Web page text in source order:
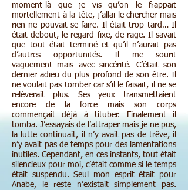
moment-là que je vis qu’on le frappait
mortellement à la tête, j’allai le chercher mais
rien ne pouvait se faire. Il était trop tard… Il
était debout, le regard fixe, de rage. Il savait
que tout était terminé et qu’il n’aurait pas
d’autres opportunités. Il me sourit
vaguement mais avec sincérité. C’était son
dernier adieu du plus profond de son être. Il
ne voulait pas tomber car s’il le faisait, il ne se
relèverait plus. Ses yeux transmettaient
encore de la force mais son corps
commençait déjà à tituber. Finalement il
tomba. J’essayais de l’attraper mais je ne pus,
la lutte continuait, il n’y avait pas de trêve, il
n’y avait pas de temps pour des lamentations
inutiles. Cependant, en ces instants, tout était
silencieux pour moi, c’était comme si le temps
était suspendu. Seul mon esprit était pour
Anabe, le reste n’existait simplement pas.